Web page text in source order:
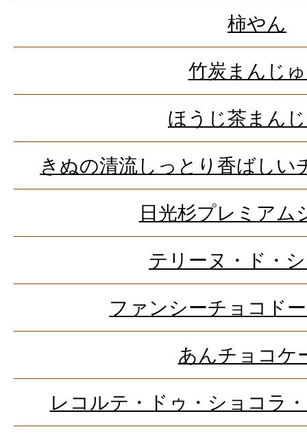
柿やん
竹炭まんじ
ほうじ茶まん
きぬの清流しっとり香ばしい
日光杉プレミアム
テリーヌ・ド・
ファンシーチョコド
あんチョコケ
レコルテ・ドゥ・ショコラ